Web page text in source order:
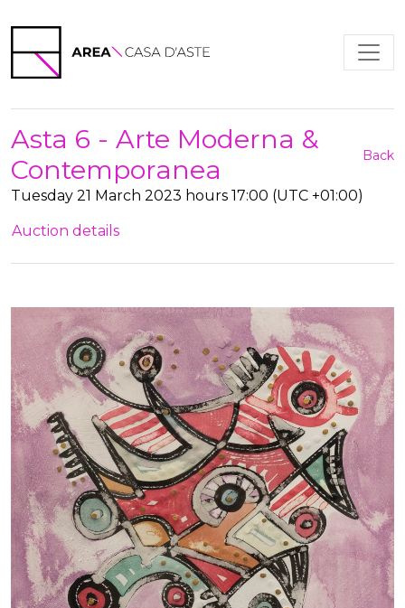
Asta 6 - Arte Moderna &
Contemporanea
Back
Tuesday 21 March 2023 hours 17:00 (UTC +01:00)
Auction details